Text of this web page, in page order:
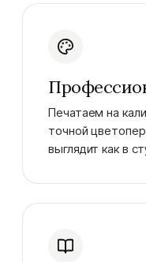
Печатаем на
точной
выглядит как в